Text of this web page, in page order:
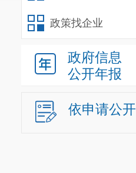
政策找企业
政府信息
公开年报
依申请公开